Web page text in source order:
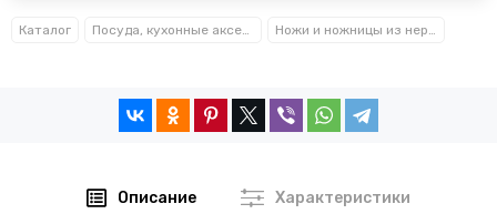
Каталог Посуда, кухонные аксессуары и принадлежности TM Kamille TM Ofenbach Ножи и ножницы из нержавеющей стали Kamille™
Описание Характеристики